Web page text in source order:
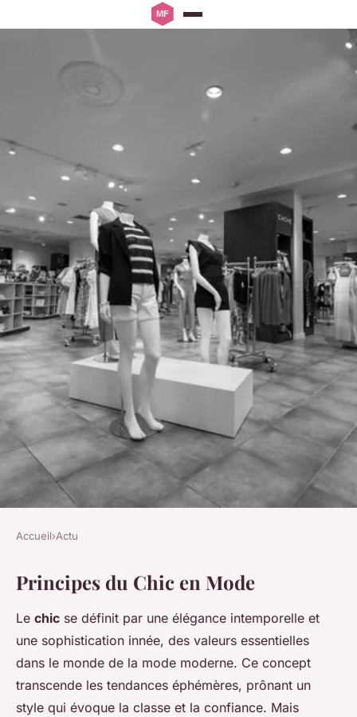
Transformez votre Look avec
Distinction : Devenez Expert
en Chic avec des
Combinaisons en Lin
Antonin • 6 décembre 2024 7 min de lecture
Accueil›Actu
Principes du Chic en Mode
Le chic se définit par une élégance intemporelle et
une sophistication innée, des valeurs essentielles
dans le monde de la mode moderne. Ce concept
transcende les tendances éphémères, prônant un
style qui évoque la classe et la confiance. Mais